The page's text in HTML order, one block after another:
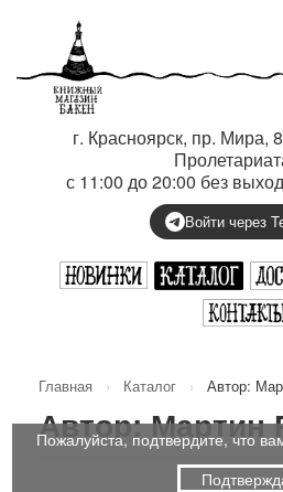
г. Красноярск, пр. Мира,
с 11:00 до 20:00 без
Войти через
Главная › Каталог › Автор:
Автор: Мартин
Пожалуйста, подтвердите, что